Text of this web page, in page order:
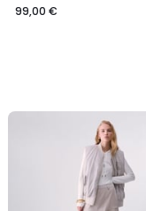
99,00 €